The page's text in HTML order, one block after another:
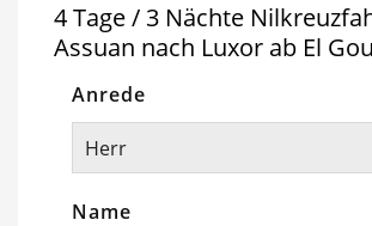
4 Tage / 3 Nächte
Assuan nach Luxor ab El
Anrede
Herr
Name